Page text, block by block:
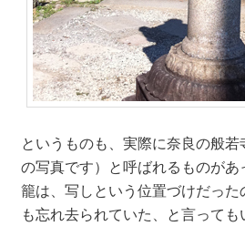
というものも、実際に奈良の般
の写真です）と呼ばれるものが
籠は、写しという位置づけだった
も忘れ去られていた、と言って